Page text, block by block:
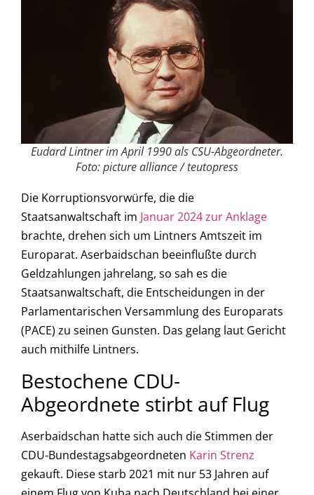
Eudard Lintner im April 1990 als CSU-Abgeordneter.
Foto: picture alliance / teutopress
Die Korruptionsvorwürfe, die die
Staatsanwaltschaft im Januar 2024 zur Anklage
brachte, drehen sich um Lintners Amtszeit im
Europarat. Aserbaidschan beeinflußte durch
Geldzahlungen jahrelang, so sah es die
Staatsanwaltschaft, die Entscheidungen in der
Parlamentarischen Versammlung des Europarats
(PACE) zu seinen Gunsten. Das gelang laut Gericht
auch mithilfe Lintners.
Bestochene CDU-
Abgeordnete stirbt auf Flug
Aserbaidschan hatte sich auch die Stimmen der
CDU-Bundestagsabgeordneten Karin Strenz
gekauft. Diese starb 2021 mit nur 53 Jahren auf